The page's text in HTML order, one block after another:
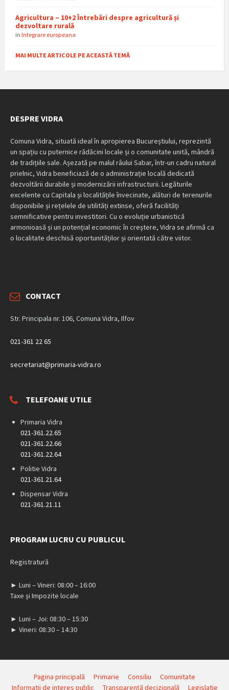
Agricultura – 10+2 Întrebări despre agricultură și
dezvoltare rurală
in Integrare europeana
MAI MULTE ARTICOLE PE ACEASTĂ TEMĂ
DESPRE VIDRA
Comuna Vidra, situată ideal în apropierea Bucureștiului, reprezintă
un spațiu cu puternice rădăcini locale și o comunitate unită, mândră
de tradițiile sale. Așezată pe malul râului Sabar, într-un cadru natural
prielnic, Vidra beneficiază de o administrație locală dedicată
dezvoltării durabile și modernizării infrastructurii. Legăturile
excelente cu Capitala și localitățile învecinate, alături de terenurile
disponibile și rețelele de utilități extinse, oferă facilități
semnificative pentru investitori. Cu o evoluție urbanistică
armonioasă și un potențial economic în creștere, Vidra se afirmă ca
o localitate deschisă oportunităților și orientată către viitor.
CONTACT
Str. Principala nr. 106, Comuna Vidra, Ilfov
021-361 22 65
secretariat@primaria-vidra.ro
TELEFOANE UTILE
Primaria Vidra
021-361.22.65
021-361.22.66
021-361.22.64
Politie Vidra
021-361.21.64
Dispensar Vidra
021-361.21.11
PROGRAM LUCRU CU PUBLICUL
Registratură
► Luni – Vineri: 08:00 – 16:00
Taxe și Impozite locale
► Luni – Joi: 08:30 – 15:30
► Vineri: 08:30 – 14:30
Pagina principală Primarie Consiliu
Comunitate
Informatii de interes public
Transparență decizională Legislatie